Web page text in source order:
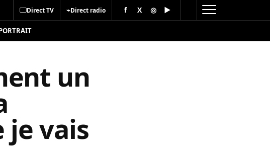
Direct TV ⌁Direct radio f X ◎ ▶
un
je vais